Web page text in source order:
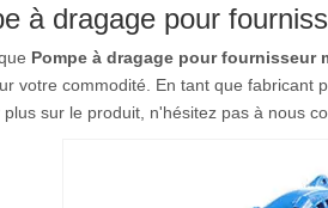
à dragage pour
Pompe à dragage pour fournisseur
votre commodité. En tant que fabricant
sur le produit, n'hésitez pas à nous